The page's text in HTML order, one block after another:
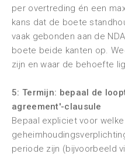
per overtreding én een
kans dat de boete
vaak gebonden aan de
boete beide kanten op.
zijn en waar de behoefte
5: Termijn: bepaal de
agreement'-clausule
Bepaal expliciet voor
periode zijn (bijvoorbeeld